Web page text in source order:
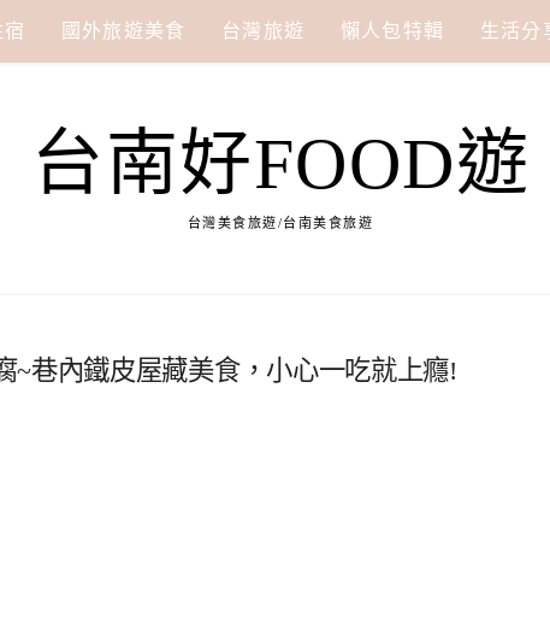
國外旅遊美食 台灣旅遊 懶人包特輯 生活分
台南好FOOD遊
台灣美食旅遊/台南美食旅遊
~巷內鐵皮屋藏美食，小心一吃就上癮!